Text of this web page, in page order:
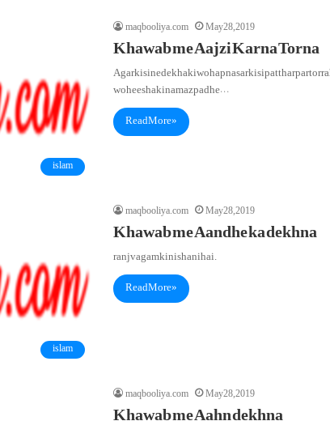
islam
maqbooliya.com May 28, 2019
Khawab me Aajzi Karna Torna
Agar kisi ne dekha ki woh apna sar kisi patthar par tor
woh eesha ki namaz padhe…
Read More »
islam
maqbooliya.com May 28, 2019
Khawab me Aandhe ka dekhna
ranj va gam ki nishani hai.
Read More »
maqbooliya.com May 28, 2019